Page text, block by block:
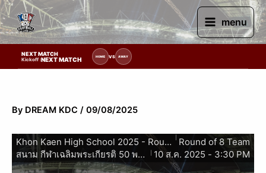
Skip
to
content
menu
NEXT MATCH
Kickoff :NEXT MATCH HOME VS AWAY
ยการแข่งขัน | รอระบุวันแข่งขัน | รอข้อมูลทีมแข่งขัน
By DREAM KDC / 09/08/2025
Khon Kaen High School 2025 - Round 16 Team
Round of 8 Team
สนาม กีฬาเฉลิมพระเกียรติ 50 พรรษา มหาวิทยาลัยขอนแก่น
10 ส.ค. 2025 - 3:30 PM